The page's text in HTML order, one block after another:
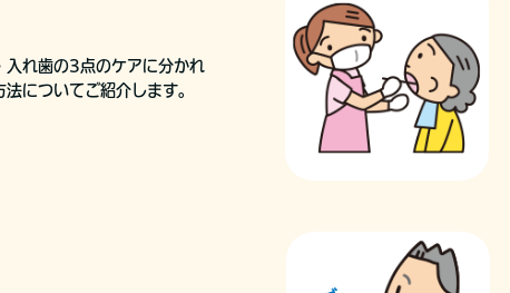
入れ歯の3点のケアに分かれ
についてご紹介します。